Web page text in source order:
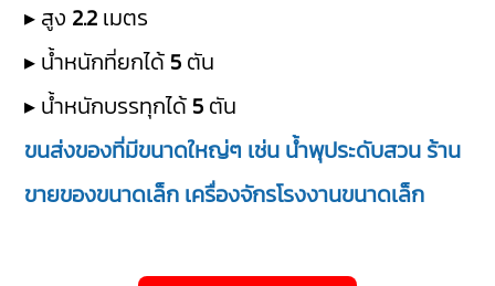
▸ สูง 2.2 เมตร
▸ น้ำหนักที่ยกได้ 5 ตัน
▸ น้ำหนักบรรทุกได้ 5 ตัน
ขนส่งของที่มีขนาดใหญ่ๆ เช่น น้ำพุประดับสวน ร้าน
ขายของขนาดเล็ก เครื่องจักรโรงงานขนาดเล็ก